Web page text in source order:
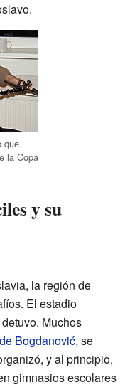
que
la Copa
y su
la región de
El estadio
Muchos
Bogdanović, se
y al principio,
gimnasios escolares